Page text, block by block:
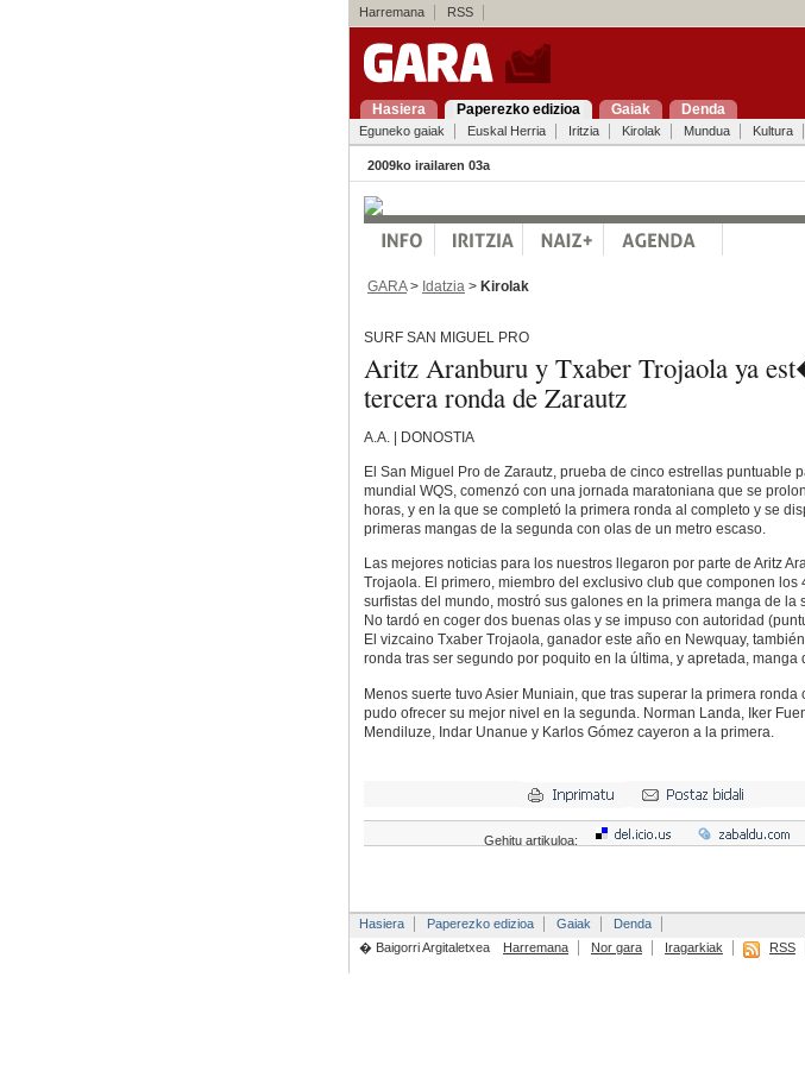
Harremana RSS
Hasiera Paperezko edizioa Gaiak Denda
Eguneko gaiak Euskal Herria Iritzia Kirolak Mundua Kultura
2009ko irailaren 03a
GARA> Idatzia > Kirolak
SURF SAN MIGUEL PRO
Aritz Aranburu y Txaber Trojaola ya
tercera ronda de Zarautz
A.A. | DONOSTIA
El San Miguel Pro de Zarautz, prueba de cinco estrellas puntuable
mundial WQS, comenzó con una jornada maratoniana que se
horas, y en la que se completó la primera ronda al completo y se
primeras mangas de la segunda con olas de un metro escaso.
Las mejores noticias para los nuestros llegaron por parte de Aritz
Trojaola. El primero, miembro del exclusivo club que componen los
surfistas del mundo, mostró sus galones en la primera manga de la
No tardó en coger dos buenas olas y se impuso con autoridad
El vizcaino Txaber Trojaola, ganador este año en Newquay,
ronda tras ser segundo por poquito en la última, y apretada, manga
Menos suerte tuvo Asier Muniain, que tras superar la primera ronda
pudo ofrecer su mejor nivel en la segunda. Norman Landa, Iker
Mendiluze, Indar Unanue y Karlos Gómez cayeron a la primera.
Gehitu artikuloa:
Hasiera Paperezko edizioa Gaiak
Denda
� Baigorri Argitaletxea
Harremana Nor gara Iragarkiak RSS